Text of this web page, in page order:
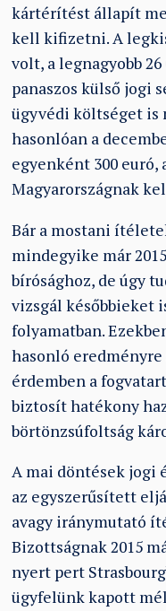
kártérítést állapít
kell kifizetni. A
volt, a legnagyobb
panaszos külső jogi
ügyvédi költséget is
hasonlóan a
egyenként 300
Magyarországnak
Bár a mostani
mindegyike már
bírósághoz, de úgy
vizsgál későbbieket
folyamatban.
hasonló
érdemben a
biztosít hatékony
börtönzsúfoltság
A mai döntések jogi
az egyszerűsített
avagy iránymutató
Bizottságnak 2015
nyert pert
ügyfelünk kapott